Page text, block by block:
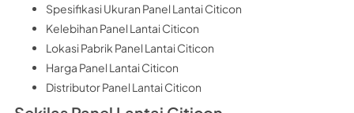
Spesifikasi Ukuran Panel Lantai Citicon
Kelebihan Panel Lantai Citicon
Lokasi Pabrik Panel Lantai Citicon
Harga Panel Lantai Citicon
Distributor Panel Lantai Citicon